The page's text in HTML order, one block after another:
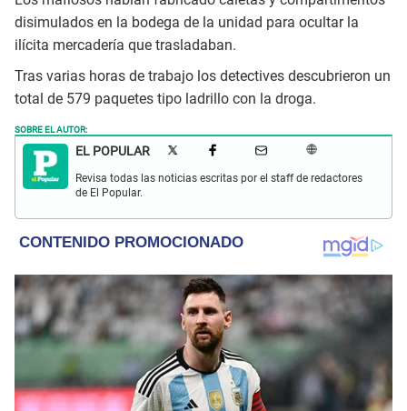
disimulados en la bodega de la unidad para ocultar la
ilícita mercadería que trasladaban.
Tras varias horas de trabajo los detectives descubrieron un
total de 579 paquetes tipo ladrillo con la droga.
SOBRE EL AUTOR:
EL POPULAR
Revisa todas las noticias escritas por el staff de redactores
de El Popular.